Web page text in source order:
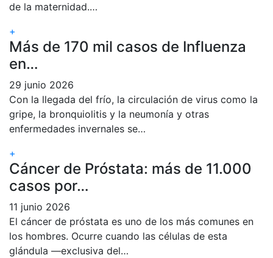
de la maternidad.…
+
Más de 170 mil casos de Influenza
en…
29 junio 2026
Con la llegada del frío, la circulación de virus como la
gripe, la bronquiolitis y la neumonía y otras
enfermedades invernales se…
+
Cáncer de Próstata: más de 11.000
casos por…
11 junio 2026
El cáncer de próstata es uno de los más comunes en
los hombres. Ocurre cuando las células de esta
glándula —exclusiva del…